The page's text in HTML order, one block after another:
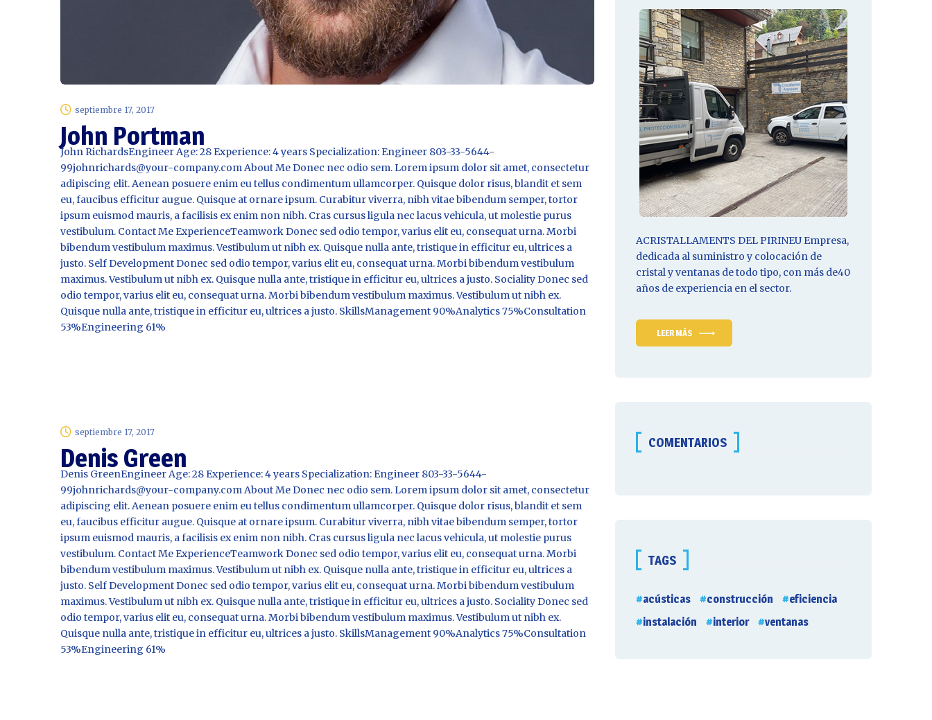
septiembre 17, 2017
John Portman
John RichardsEngineer Age: 28 Experience: 4 years Specialization: Engineer 803-33-5644-
99johnrichards@your-company.com About Me Donec nec odio sem. Lorem ipsum dolor sit amet, consectetur
adipiscing elit. Aenean posuere enim eu tellus condimentum ullamcorper. Quisque dolor risus, blandit et sem
eu, faucibus efficitur augue. Quisque at ornare ipsum. Curabitur viverra, nibh vitae bibendum semper, tortor
ipsum euismod mauris, a facilisis ex enim non nibh. Cras cursus ligula nec lacus vehicula, ut molestie purus
vestibulum. Contact Me ExperienceTeamwork Donec sed odio tempor, varius elit eu, consequat urna. Morbi
bibendum vestibulum maximus. Vestibulum ut nibh ex. Quisque nulla ante, tristique in efficitur eu, ultrices a
justo. Self Development Donec sed odio tempor, varius elit eu, consequat urna. Morbi bibendum vestibulum
maximus. Vestibulum ut nibh ex. Quisque nulla ante, tristique in efficitur eu, ultrices a justo. Sociality Donec sed
odio tempor, varius elit eu, consequat urna. Morbi bibendum vestibulum maximus. Vestibulum ut nibh ex.
Quisque nulla ante, tristique in efficitur eu, ultrices a justo. SkillsManagement 90%Analytics 75%Consultation
53%Engineering 61%
septiembre 17, 2017
Denis Green
Denis GreenEngineer Age: 28 Experience: 4 years Specialization: Engineer 803-33-5644-
99johnrichards@your-company.com About Me Donec nec odio sem. Lorem ipsum dolor sit amet, consectetur
adipiscing elit. Aenean posuere enim eu tellus condimentum ullamcorper. Quisque dolor risus, blandit et sem
eu, faucibus efficitur augue. Quisque at ornare ipsum. Curabitur viverra, nibh vitae bibendum semper, tortor
ipsum euismod mauris, a facilisis ex enim non nibh. Cras cursus ligula nec lacus vehicula, ut molestie purus
vestibulum. Contact Me ExperienceTeamwork Donec sed odio tempor, varius elit eu, consequat urna. Morbi
bibendum vestibulum maximus. Vestibulum ut nibh ex. Quisque nulla ante, tristique in efficitur eu, ultrices a
justo. Self Development Donec sed odio tempor, varius elit eu, consequat urna. Morbi bibendum vestibulum
maximus. Vestibulum ut nibh ex. Quisque nulla ante, tristique in efficitur eu, ultrices a justo. Sociality Donec sed
odio tempor, varius elit eu, consequat urna. Morbi bibendum vestibulum maximus. Vestibulum ut nibh ex.
Quisque nulla ante, tristique in efficitur eu, ultrices a justo. SkillsManagement 90%Analytics 75%Consultation
53%Engineering 61%
ACRISTALLAMENTS DEL PIRINEU Empresa,
dedicada al suministro y colocación de
cristal y ventanas de todo tipo, con más de40
años de experiencia en el sector.
LEER MÁS
COMENTARIOS
TAGS
acústicas construcción
eficiencia
instalación
interior ventanas